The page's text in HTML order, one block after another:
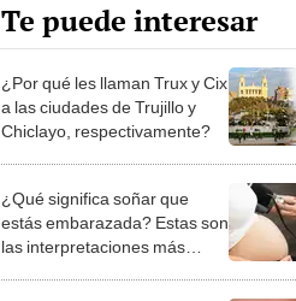
Te puede interesar
¿Por qué les llaman Trux y Cix
a las ciudades de Trujillo y
Chiclayo, respectivamente?
¿Qué significa soñar que
estás embarazada? Estas son
las interpretaciones más